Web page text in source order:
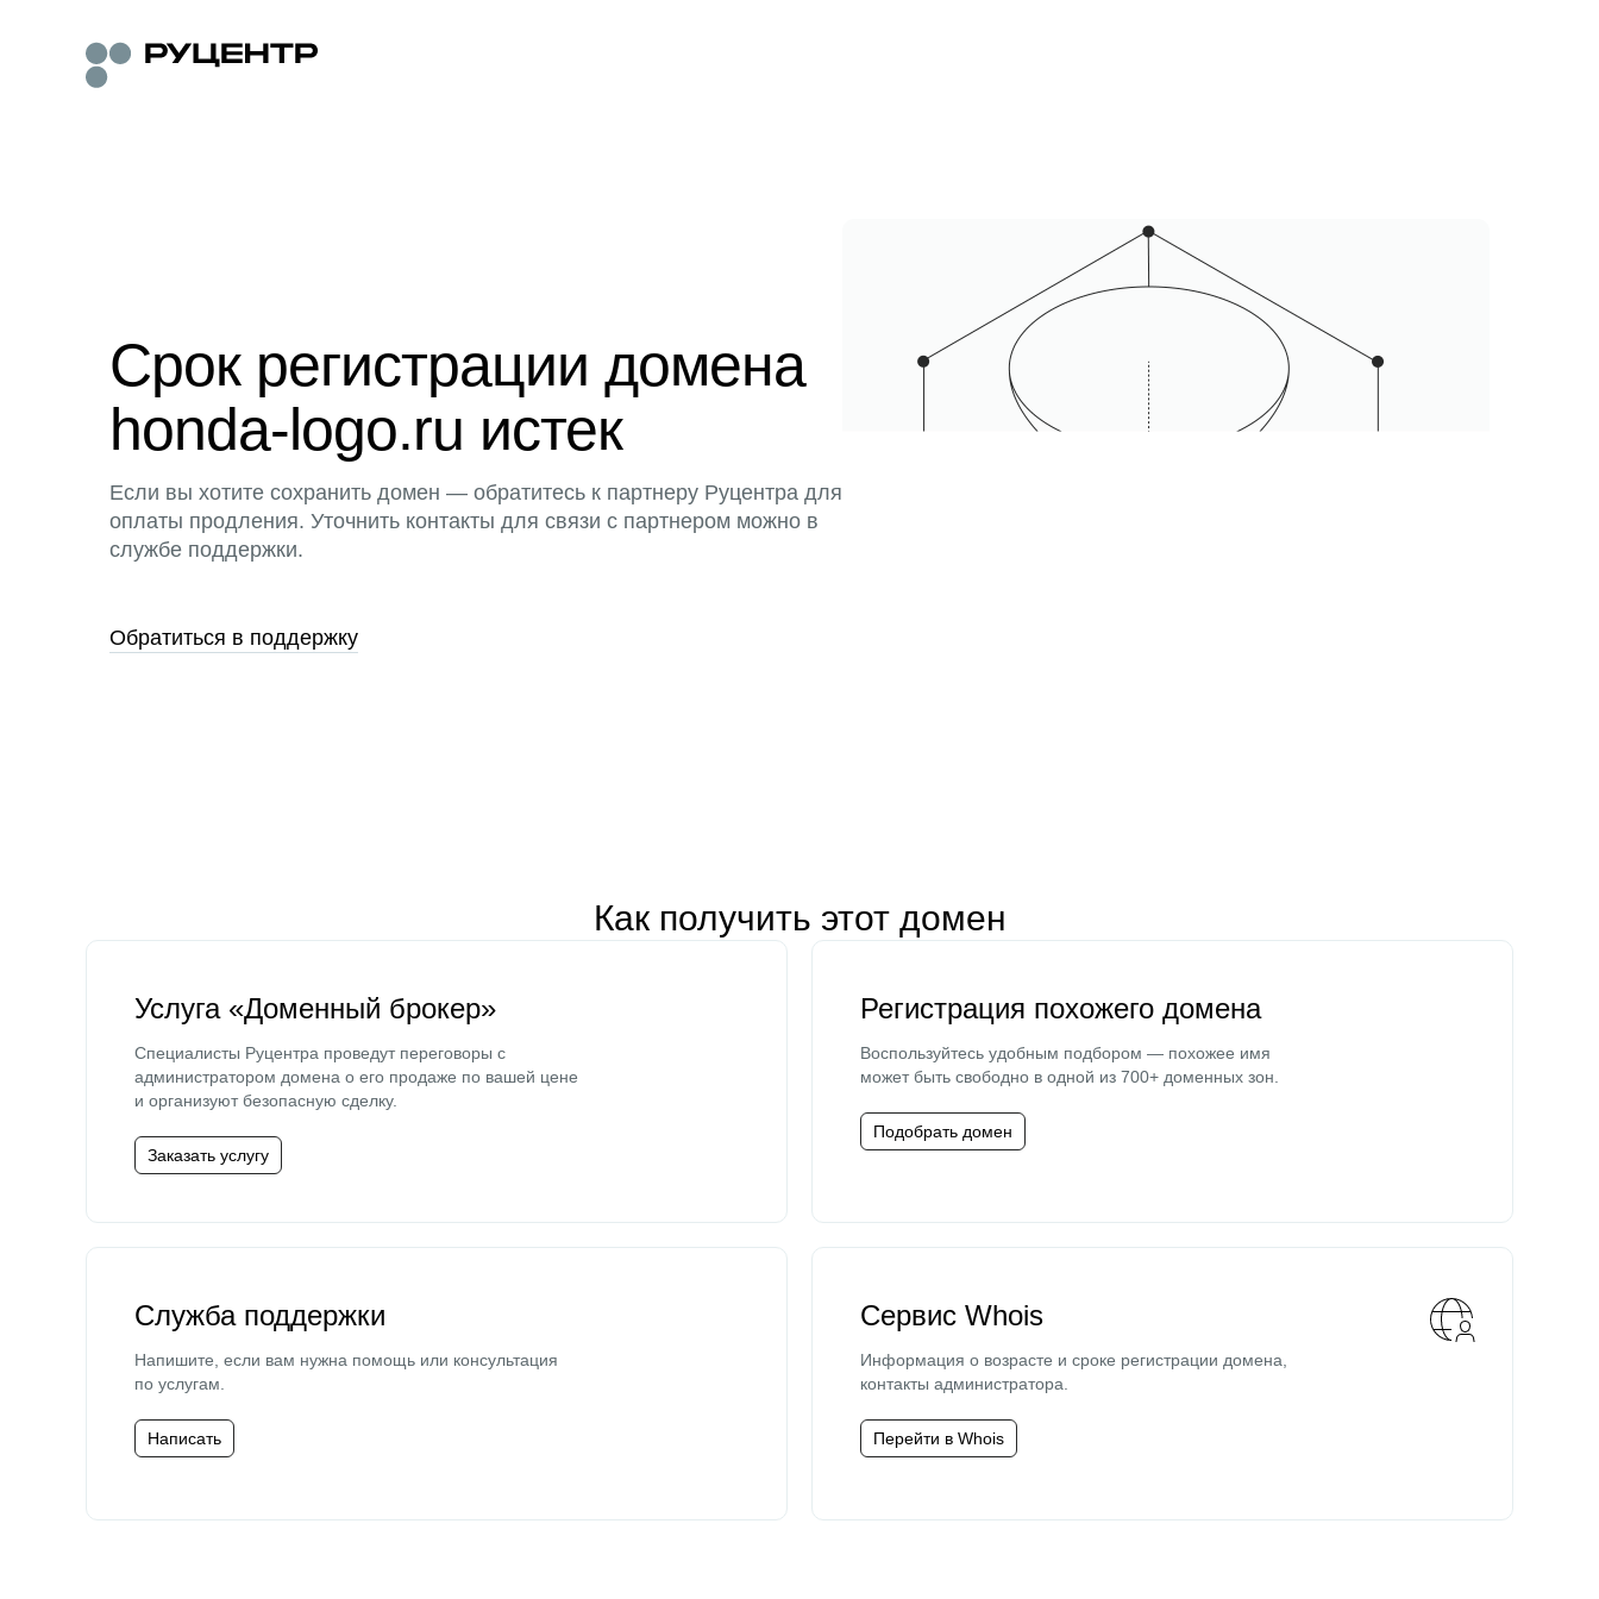
Срок регистрации домена
honda-logo.ru истек
Если вы хотите сохранить домен — обратитесь к партнеру Руцентра для
оплаты продления. Уточнить контакты для связи с партнером можно в
службе поддержки.
Обратиться в поддержку
Как получить этот домен
Услуга «Доменный брокер»
Специалисты Руцентра проведут переговоры с
администратором домена о его продаже по вашей цене
и организуют безопасную сделку.
Заказать услугу
Регистрация похожего домена
Воспользуйтесь удобным подбором — похожее имя
может быть свободно в одной из 700+ доменных зон.
Подобрать домен
Служба поддержки
Напишите, если вам нужна помощь или консультация
по услугам.
Написать
Сервис Whois
Информация о возрасте и сроке регистрации домена,
контакты администратора.
Перейти в Whois